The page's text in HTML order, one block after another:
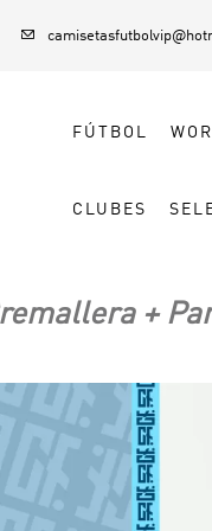

FÚTBOL
CLUBES
+